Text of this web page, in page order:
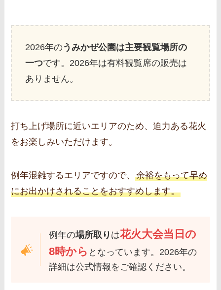
2026年のうみかぜ公園は主要観覧場所の
一つです。2026年は有料観覧席の販売は
ありません。
打ち上げ場所に近いエリアのため、迫力ある花火
をお楽しみいただけます。
例年混雑するエリアですので、余裕をもって早め
にお出かけされることをおすすめします。
例年の場所取り は花火大会当日の
8時から となっています。2026年の
詳細は公式情報をご確認ください。